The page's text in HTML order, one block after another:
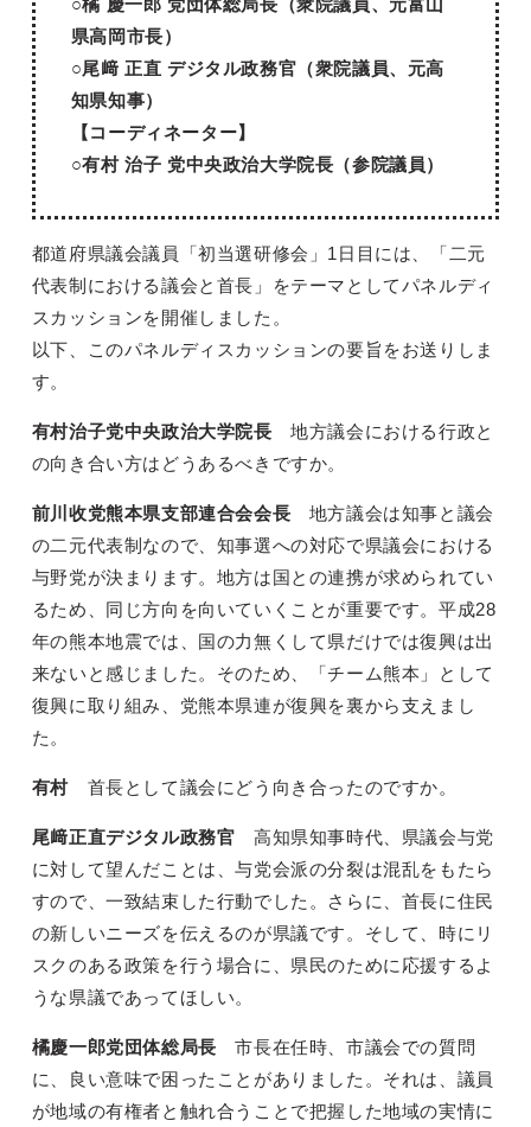
○橘 慶一郎 党団体総局長（衆院議員、元富山
県高岡市長）
○尾﨑 正直 デジタル政務官（衆院議員、元高
知県知事）
【コーディネーター】
○有村 治子 党中央政治大学院長（参院議員）
都道府県議会議員「初当選研修会」1日目には、「二元
代表制における議会と首長」をテーマとしてパネルディ
スカッションを開催しました。
以下、このパネルディスカッションの要旨をお送りしま
す。
有村治子党中央政治大学院長 地方議会における行政と
の向き合い方はどうあるべきですか。
前川收党熊本県支部連合会会長 地方議会は知事と議会
の二元代表制なので、知事選への対応で県議会における
与野党が決まります。地方は国との連携が求められてい
るため、同じ方向を向いていくことが重要です。平成28
年の熊本地震では、国の力無くして県だけでは復興は出
来ないと感じました。そのため、「チーム熊本」として
復興に取り組み、党熊本県連が復興を裏から支えまし
た。
有村 首長として議会にどう向き合ったのですか。
尾﨑正直デジタル政務官 高知県知事時代、県議会与党
に対して望んだことは、与党会派の分裂は混乱をもたら
すので、一致結束した行動でした。さらに、首長に住民
の新しいニーズを伝えるのが県議です。そして、時にリ
スクのある政策を行う場合に、県民のために応援するよ
うな県議であってほしい。
橘慶一郎党団体総局長 市長在任時、市議会での質問
に、良い意味で困ったことがありました。それは、議員
が地域の有権者と触れ合うことで把握した地域の実情に